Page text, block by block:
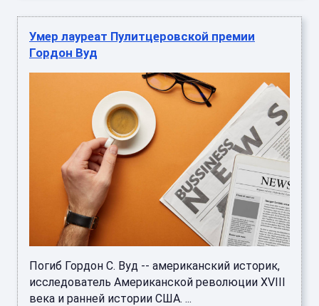
Умер лауреат Пулитцеровской премии
Гордон Вуд
Погиб Гордон С. Вуд -- американский историк,
исследователь Американской революции XVIII
века и ранней истории США. ...